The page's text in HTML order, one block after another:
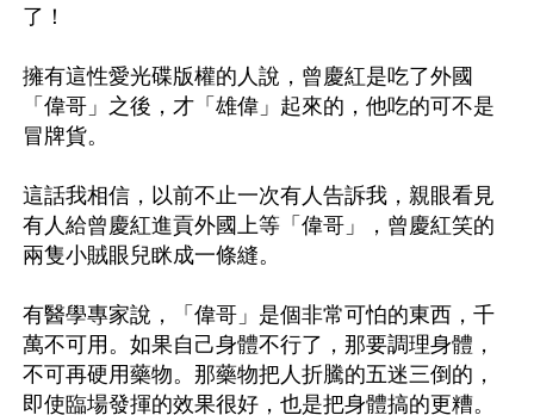
了！
擁有這性愛光碟版權的人說，曾慶紅是吃了外國
「偉哥」之後，才「雄偉」起來的，他吃的可不是
冒牌貨。
這話我相信，以前不止一次有人告訴我，親眼看見
有人給曾慶紅進貢外國上等「偉哥」，曾慶紅笑的
兩隻小賊眼兒眯成一條縫。
有醫學專家說，「偉哥」是個非常可怕的東西，千
萬不可用。如果自己身體不行了，那要調理身體，
不可再硬用藥物。那藥物把人折騰的五迷三倒的，
即使臨場發揮的效果很好，也是把身體搞的更糟。